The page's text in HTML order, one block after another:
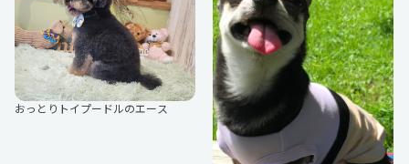
そまぁ～ず 荒居すすぐ
おっとりトイプードルのエース